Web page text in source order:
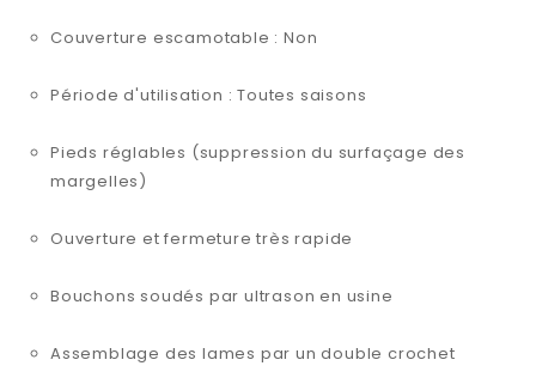
Couverture escamotable : Non
Période d'utilisation : Toutes saisons
Pieds réglables (suppression du surfaçage des
margelles)
Ouverture et fermeture très rapide
Bouchons soudés par ultrason en usine
Assemblage des lames par un double crochet